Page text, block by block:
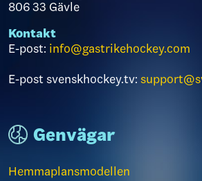
806 33 Gävle
Kontakt
E-post: info@gastrikehockey.com
E-post svenskhockey.tv:
Genvägar
Hemmaplansmodellen